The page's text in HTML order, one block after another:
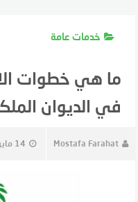
خدمات عامة
ما هي خطوات
في الديوان
Mostafa Farahat 14 مايو، 2024